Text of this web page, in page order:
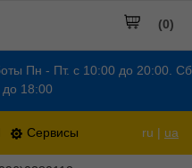
Пн - Пт. с 10:00 до 20:00. Сб
18:00
Сервисы ru | ua
(0)